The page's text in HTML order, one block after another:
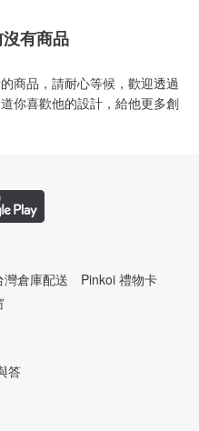
有商品
商品，請耐心等候，歡迎透過
你喜歡他的設計，給他更多創
灣倉庫配送
Pinkoi 禮物卡
答